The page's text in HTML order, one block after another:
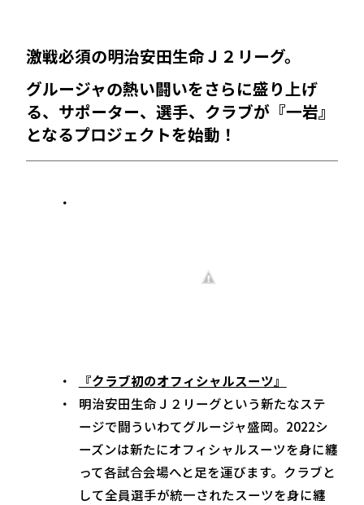
激戦必須の明治安田生命Ｊ２リーグ。
グルージャの熱い闘いをさらに盛り上げ
る、サポーター、選手、クラブが『一岩』
となるプロジェクトを始動！
『クラブ初のオフィシャルスーツ』
明治安田生命Ｊ２リーグという新たなステ
ージで闘ういわてグルージャ盛岡。2022シ
ーズンは新たにオフィシャルスーツを身に纏
って各試合会場へと足を運びます。クラブと
して全員選手が統一されたスーツを身に纏